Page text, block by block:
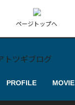
ページトップへ
PROFILE MOVIE